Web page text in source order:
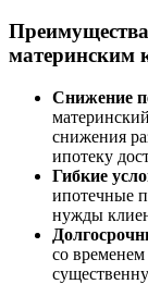
материнским
Снижение
снижения
ипотеку
Гибкие
ипотечные
нужды
со